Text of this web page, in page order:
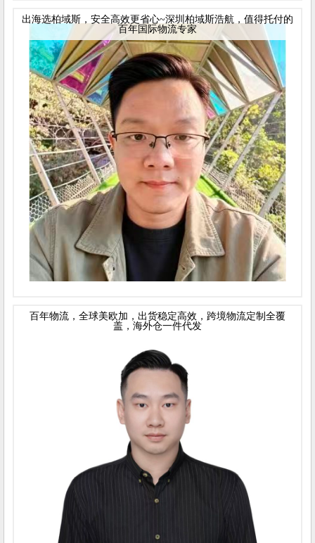
出海选柏域斯，安全高效更省心~深圳柏域斯浩航，值得托付的
百年国际物流专家
百年物流，全球美欧加，出货稳定高效，跨境物流定制全覆
盖，海外仓一件代发